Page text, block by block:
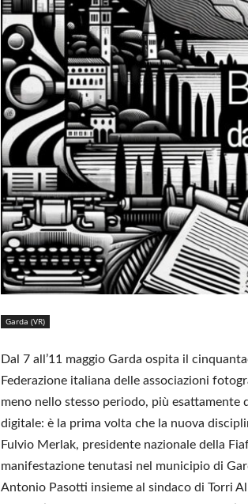
Garda (VR)
Dal 7 all’11 maggio Garda ospita il
Federazione italiana delle associazioni
meno nello stesso periodo, più esattamente
digitale: è la prima volta che la nuova
Fulvio Merlak, presidente nazionale della
manifestazione tenutasi nel municipio di
Antonio Pasotti insieme al sindaco di Torri